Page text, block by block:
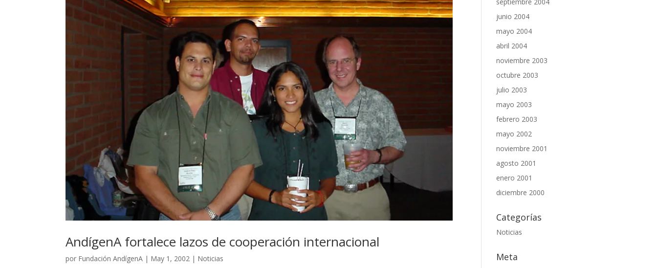
AndígenA fortalece lazos de cooperación internacional
por Fundación AndígenA | May 1, 2002 | Noticias
junio 2004
mayo 2004
abril 2004
noviembre 2003
octubre 2003
julio 2003
mayo 2003
febrero 2003
mayo 2002
noviembre 2001
agosto 2001
enero 2001
diciembre 2000
Categorías
Noticias
Meta